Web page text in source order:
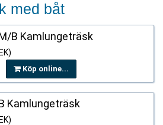
med båt
B Kamlungeträsk
Köp online...
Kamlungeträsk